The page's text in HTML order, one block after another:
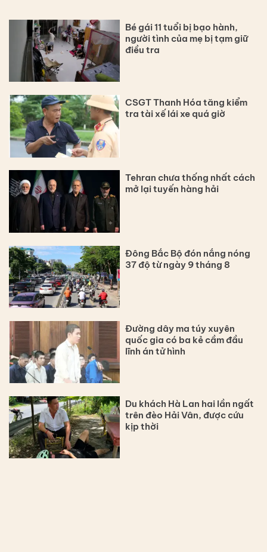
Bé gái 11 tuổi bị bạo hành,
người tình của mẹ bị tạm giữ
điều tra
CSGT Thanh Hóa tăng kiểm
tra tài xế lái xe quá giờ
Tehran chưa thống nhất cách
mở lại tuyến hàng hải
Đông Bắc Bộ đón nắng nóng
37 độ từ ngày 9 tháng 8
Đường dây ma túy xuyên
quốc gia có ba kẻ cầm đầu
lĩnh án tử hình
Du khách Hà Lan hai lần ngất
trên đèo Hải Vân, được cứu
kịp thời